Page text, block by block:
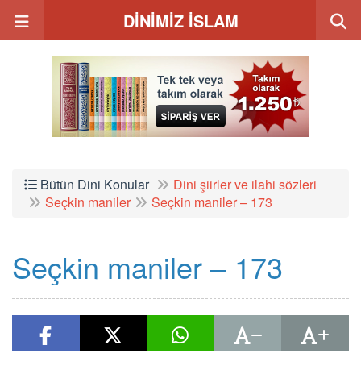
DİNİMİZ İSLAM
Bütün Dini Konular
Dini şiirler ve ilahi sözleri
Seçkin maniler
Seçkin maniler – 173
Seçkin maniler – 173